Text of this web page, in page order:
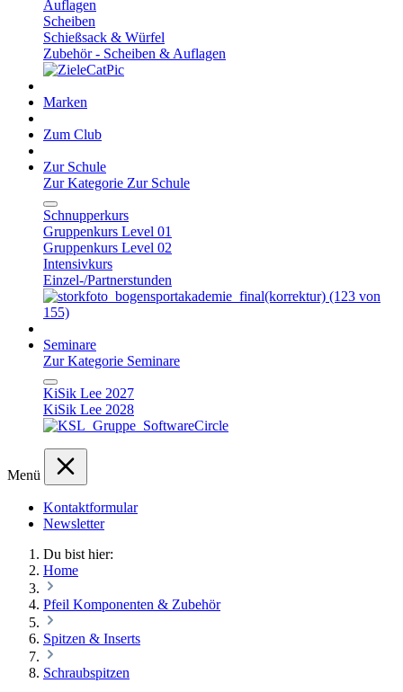
Auflagen
Scheiben
Schießsack & Würfel
Zubehör - Scheiben & Auflagen
Marken
Zum Club
Zur Schule
Zur Kategorie Zur Schule
Schnupperkurs
Gruppenkurs Level 01
Gruppenkurs Level 02
Intensivkurs
Einzel-/Partnerstunden
Seminare
Zur Kategorie Seminare
KiSik Lee 2027
KiSik Lee 2028
Menü
Kontaktformular
Newsletter
Du bist hier:
Home
Pfeil Komponenten & Zubehör
Spitzen & Inserts
Schraubspitzen